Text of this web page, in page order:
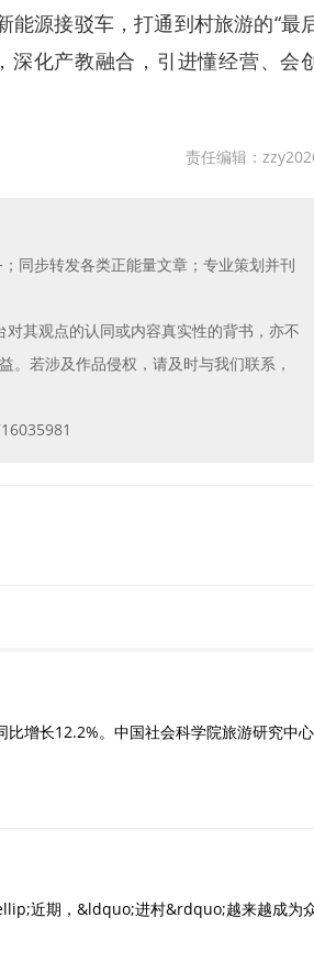
源接驳车，打通到村旅游的“最
深化产教融合，引进懂经营、会
责任编辑：
同步转发各类正能量文章；专业策划并刊
其观点的认同或内容真实性的背书，亦不
若涉及作品侵权，请及时与我们联系，
增长12.2%。中国社会科学院旅游研究中心
近期，&ldquo;进村&rdquo;越来越成为